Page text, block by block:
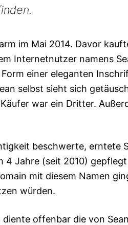
im Mai 2014. Davor
Internetnutzer namens
einer eleganten
selbst sieht sich
war ein Dritter.
beschwerte, erntete
4 Jahre (seit 2010)
mit diesem Namen
würden.
offenbar die von